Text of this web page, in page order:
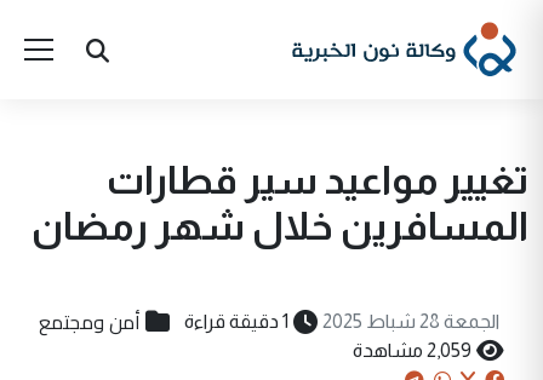
تغيير مواعيد سير قطارات
المسافرين خلال شهر رمضان
الجمعة 28 شباط 2025 1 دقيقة قراءة أمن ومجتمع
2,059 مشاهدة